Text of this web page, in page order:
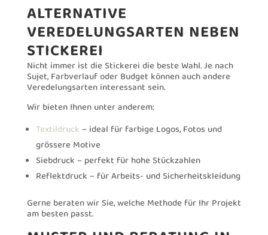
ALTERNATIVE
VEREDELUNGSARTEN NEBEN
STICKEREI
Nicht immer ist die Stickerei die beste Wahl. Je nach
Sujet, Farbverlauf oder Budget können auch andere
Veredelungsarten interessant sein.
Wir bieten Ihnen unter anderem:
Textildruck– ideal für farbige Logos, Fotos und
grössere Motive
Siebdruck – perfekt für hohe Stückzahlen
Reflektdruck – für Arbeits- und Sicherheitskleidung
Gerne beraten wir Sie, welche Methode für Ihr Projekt
am besten passt.